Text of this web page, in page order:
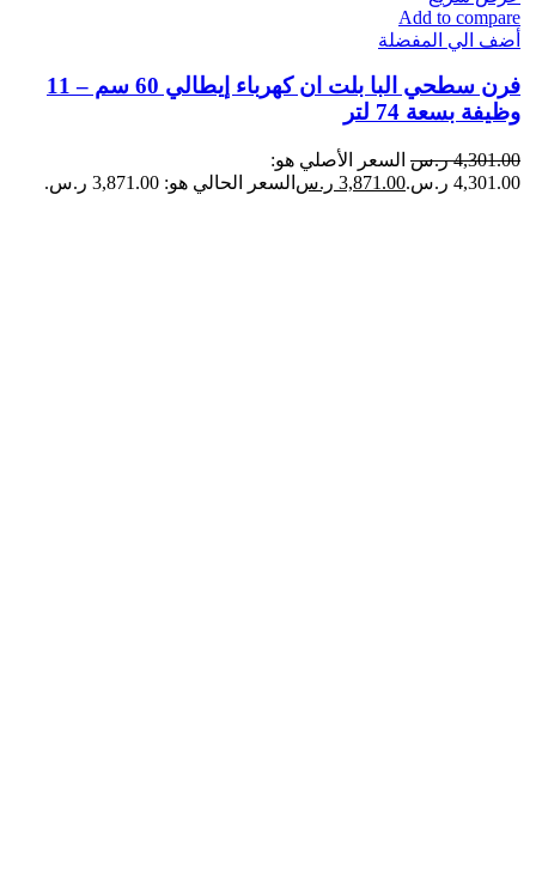
Add to compare
أضف الي المفضلة
فرن سطحي البا بلت ان كهرباء إيطالي 60 سم – 11
وظيفة بسعة 74 لتر
4,301.00 ر.س السعر الأصلي هو:
4,301.00 ر.س.
3,871.00 ر.س السعر الحالي هو: 3,871.00 ر.س.